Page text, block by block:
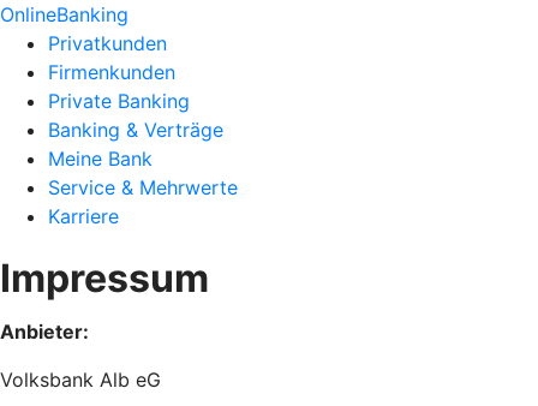
OnlineBanking
Privatkunden
Firmenkunden
Private Banking
Banking & Verträge
Meine Bank
Service & Mehrwerte
Karriere
Impressum
Anbieter:
Volksbank Alb eG